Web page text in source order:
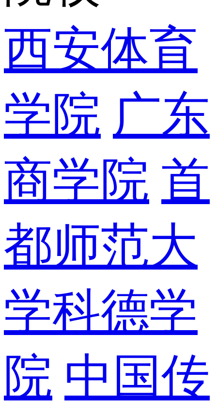
西安体育
学院 广东
商学院 首
都师范大
学科德学
院 中国传